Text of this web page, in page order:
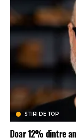
STIRI DE TOP
Doar 12% dintre